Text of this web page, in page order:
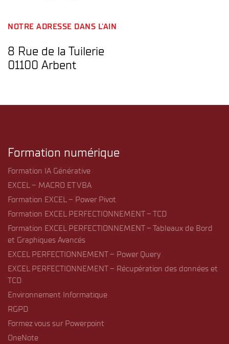
NOTRE ADRESSE DANS L'AIN
8 Rue de la Tuilerie
01100 Arbent
Formation numérique
Formation IA Générative
EXCEL – MACRO ET VBA
Formation EXCEL – Power Pivot
Formation EXCEL PERFECTIONNEMENT – TCD
Formation EXCEL PERFECTIONNEMENT – Tableaux de Bord
et Graphiques Avancés
EXCEL PERFECTIONNEMENT – Power Query
EXCEL PERFECTIONNEMENT – Récupération des données et
TCD
Environnement Informatique
RGPD
Formez vous sur Powerpoint
OneNote